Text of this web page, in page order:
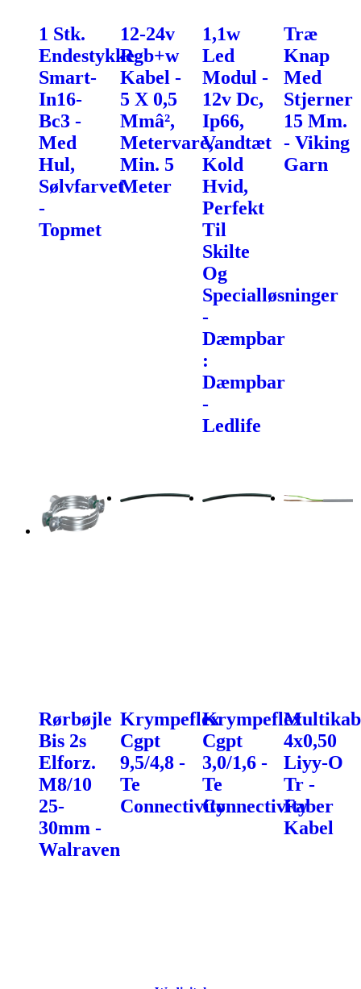
1 Stk.
Endestykke
Smart-
In16-
Bc3 -
Med
Hul,
Sølvfarvet
-
Topmet
12-24v
Rgb+w
Kabel -
5 X 0,5
Mmâ²,
Metervare,
Min. 5
Meter
1,1w
Led
Modul -
12v Dc,
Ip66,
Vandtæt
Kold
Hvid,
Perfekt
Til
Skilte
Og
Specialløsninger
-
Dæmpbar
:
Dæmpbar
-
Ledlife
Træ
Knap
Med
Stjerner
15 Mm.
- Viking
Garn
Rørbøjle
Bis 2s
Elforz.
M8/10
25-
30mm -
Walraven
Krympeflex
Cgpt
9,5/4,8 -
Te
Connectivity
Krympeflex
Cgpt
3,0/1,6 -
Te
Connectivity
4x0,50
Liyy-O
Tr -
Faber
Kabel